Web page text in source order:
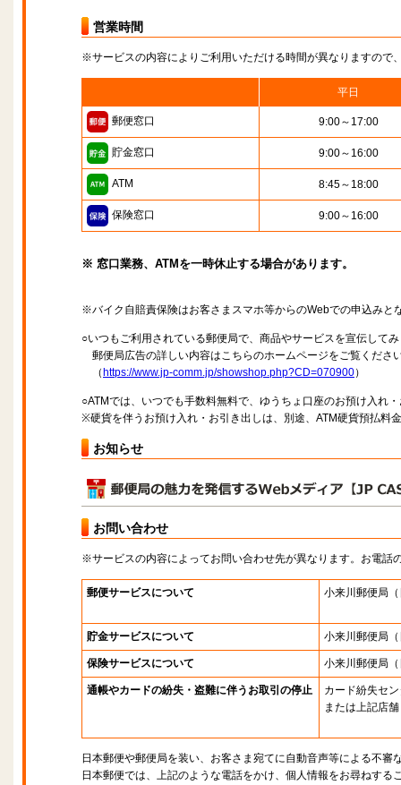
営業時間
※サービスの内容によりご利用いただける時間が異なりますので
平日
郵便窓口 9:00～17:00
貯金窓口 9:00～16:00
ATM 8:45～18:00
保険窓口 9:00～16:00
※ 窓口業務、ATMを一時休止する場合があります。
※バイク自賠責保険はお客さまスマホ等からのWebでの申込みと
○いつもご利用されている郵便局で、商品やサービスを宣伝して
郵便局広告の詳しい内容はこちらのホームページをご覧くださ
（ https://www.jp-comm.jp/showshop.php?CD=070900）
○ATMでは、いつでも手数料無料で、ゆうちょ口座のお預け入れ
※硬貨を伴うお預け入れ・お引き出しは、別途、ATM硬貨預払料
お知らせ
お問い合わせ
※サービスの内容によってお問い合わせ先が異なります。お電話
郵便サービスについて 小来川郵便局
貯金サービスについて 小来川郵便局
保険サービスについて 小来川郵便局
通帳やカードの紛失・盗難に伴うお取引の停止
カード紛失セ
または上記店舗
日本郵便や郵便局を装い、お客さま宛てに自動音声等による不審
日本郵便では、上記のような電話をかけ、個人情報をお尋ねする